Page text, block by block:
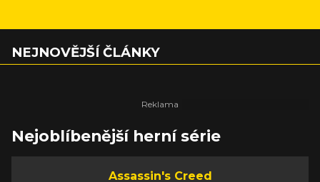
NEJNOVĚJŠÍ ČLÁNKY
Nejoblíbenější herní série
Assassin's Creed